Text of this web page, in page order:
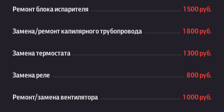
Ремонт блока испарителя 1 500 руб.
Замена/ремонт капилярного трубопровода 1 800 руб.
Замена термостата 1 300 руб.
Замена реле 800 руб.
Ремонт/замена вентилятора 1 000 руб.